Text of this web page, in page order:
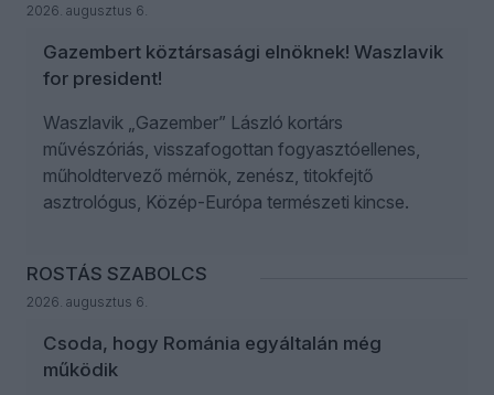
2026. augusztus 6.
Gazembert köztársasági elnöknek! Waszlavik
for president!
Waszlavik „Gazember” László kortárs
művészóriás, visszafogottan fogyasztóellenes,
műholdtervező mérnök, zenész, titokfejtő
asztrológus, Közép-Európa természeti kincse.
ROSTÁS SZABOLCS
2026. augusztus 6.
Csoda, hogy Románia egyáltalán még
működik